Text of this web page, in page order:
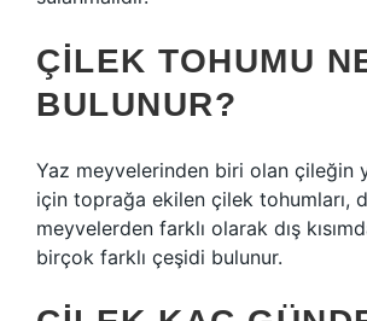
ÇILEK TOHUMU
BULUNUR?
Yaz meyvelerinden biri olan çileğin
için toprağa ekilen çilek tohumları,
meyvelerden farklı olarak dış
birçok farklı çeşidi bulunur.